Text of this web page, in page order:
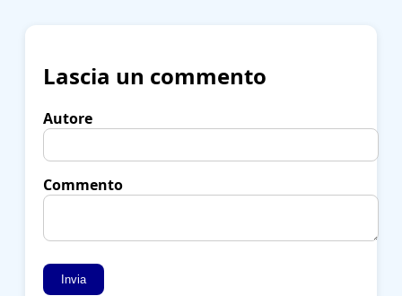
Lascia un commento
Autore
Commento
Invia